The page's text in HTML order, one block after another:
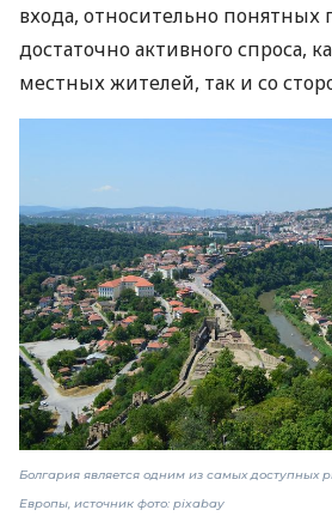
входа, относительно понятных
достаточно активного спроса,
местных жителей, так и со
Болгария является одним из самых доступных
Европы, источник фото: pixabay